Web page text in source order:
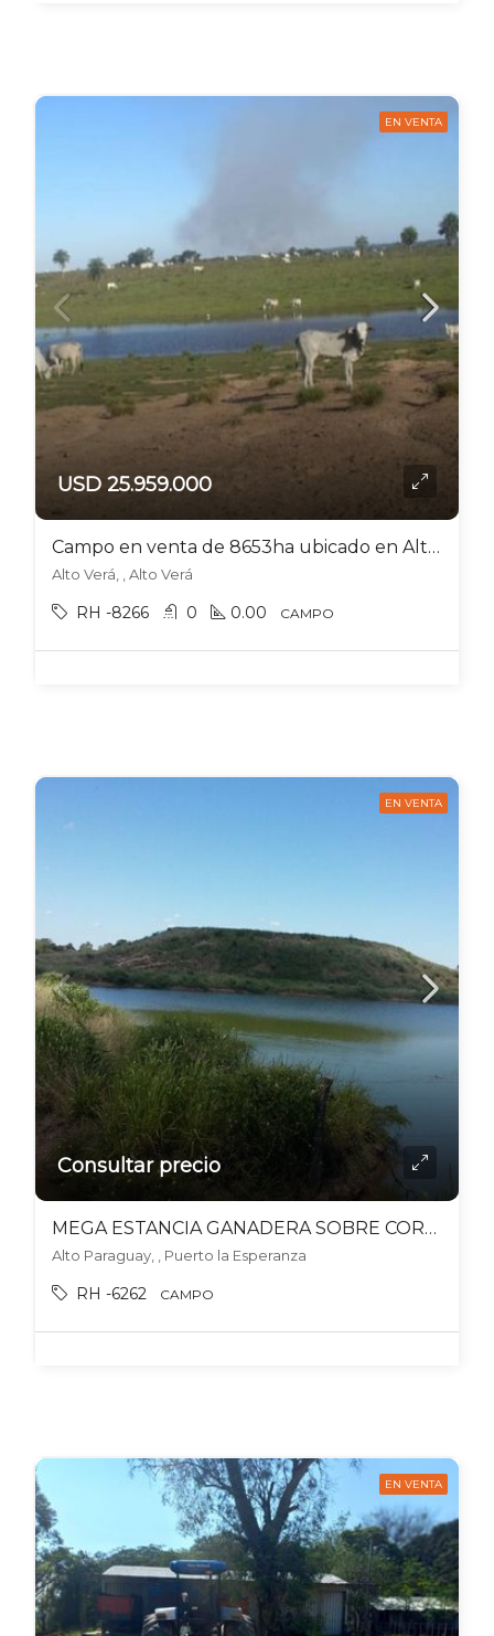
EN VENTA
USD 25.959.000
Campo en venta de 8653ha ubicado en Alto Verá
Alto Verá, , Alto Verá
RH -8266 0 0.00 CAMPO
EN VENTA
Consultar precio
MEGA ESTANCIA GANADERA SOBRE CORREDOR BIOCEÁNICO 48000 HECT. CHACO PARAGUAYO
Alto Paraguay, , Puerto la Esperanza
RH -6262 CAMPO
EN VENTA